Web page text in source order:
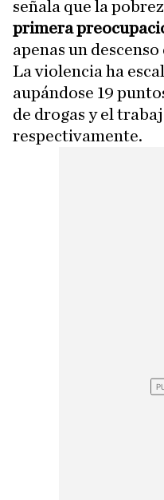
señala que la
primera
apenas un
La violencia ha
aupándose 19
de drogas y el
respectivamente.